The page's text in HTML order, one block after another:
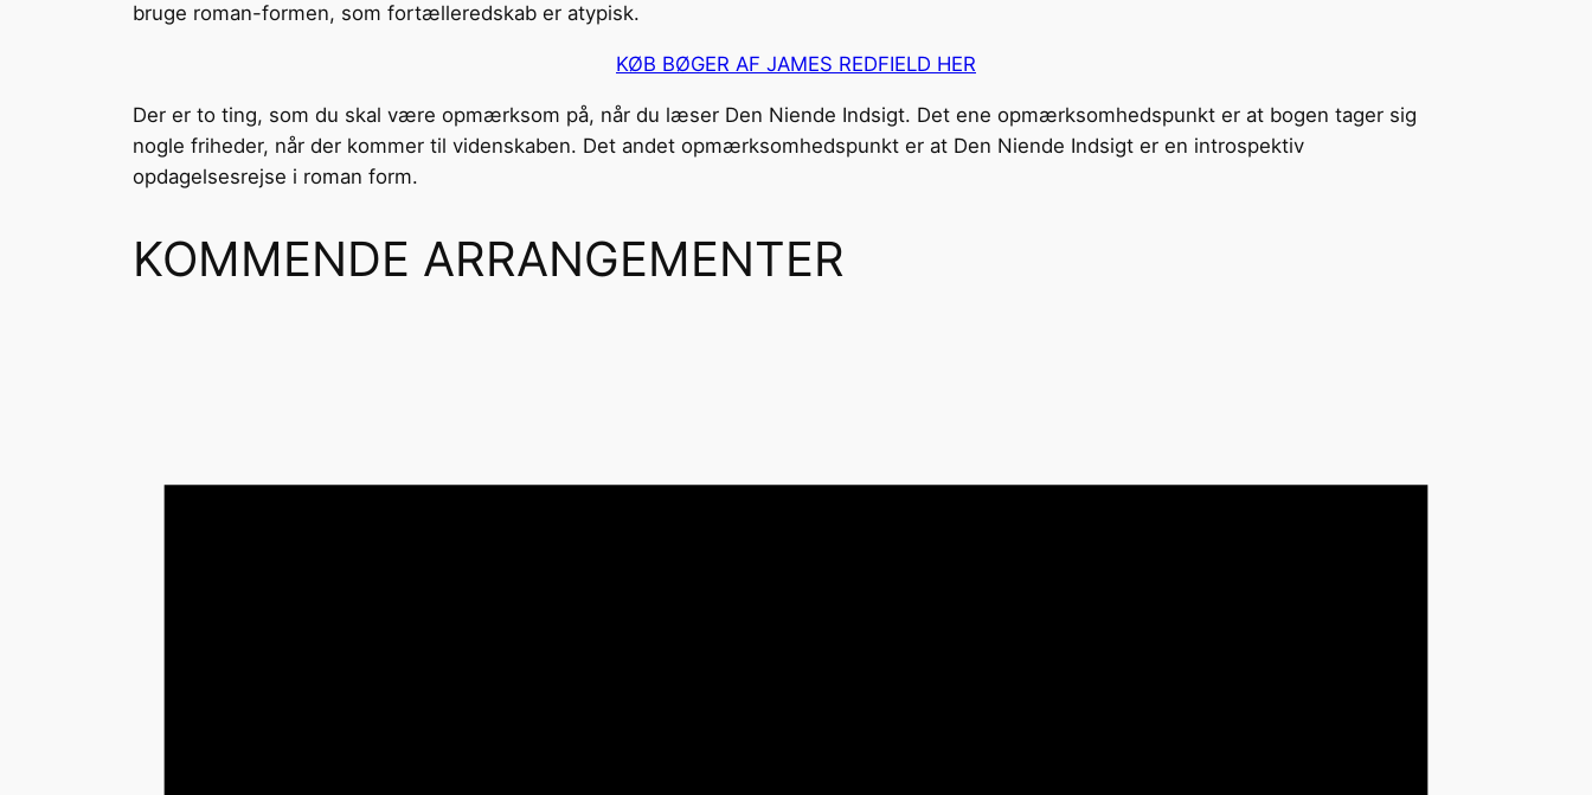
bruge roman-formen, som fortælleredskab er atypisk.
KØB BØGER AF JAMES REDFIELD HER
Der er to ting, som du skal være opmærksom på, når du læser Den Niende Indsigt. Det ene opmærksomhedspunkt er at bogen tager sig
nogle friheder, når der kommer til videnskaben. Det andet opmærksomhedspunkt er at Den Niende Indsigt er en introspektiv
opdagelsesrejse i roman form.
KOMMENDE ARRANGEMENTER